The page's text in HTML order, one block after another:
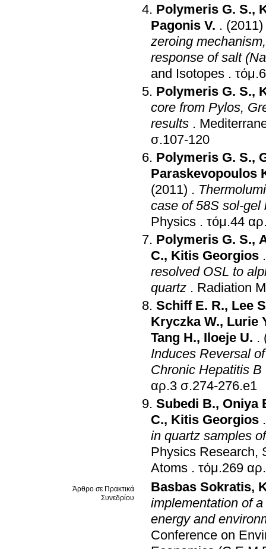
Polymeris G. S.,
Pagonis V. . (2011)
zeroing
response of salt
and Isotopes .
Polymeris G. S.,
core from Pylos,
results .
σ.107-120
Polymeris G. S.,
Paraskevopoulos
(2011) .
case of 58S sol-gel
Physics .
Polymeris G. S.,
C., Kitis Georgios
resolved OSL to
quartz . Radiation
Schiff E. R., Lee
Kryczka W., Lurie
Tang H., Iloeje U. .
Induces Reversal
Chronic Hepatitis B
αρ.3 σ.274-276.e1
Subedi B., Oniya
C., Kitis Georgios
in quartz samples
Physics Research,
Atoms .
Άρθρο σε Πρακτικά
Συνεδρίου
Basbas Sokratis,
implementation of
energy and
Conference on